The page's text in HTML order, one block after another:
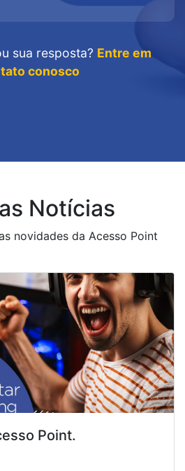
sua resposta? Entre em
conosco
Notícias
novidades da Acesso Point
Point.